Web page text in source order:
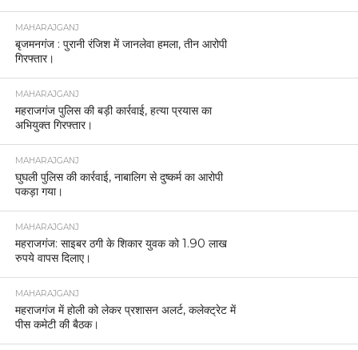
MAHARAJGANJ
बृजमनगंज : पुरानी रंजिश में जानलेवा हमला, तीन आरोपी
गिरफ्तार।
MAHARAJGANJ
महराजगंज पुलिस की बड़ी कार्रवाई, हत्या प्रयास का
अभियुक्त गिरफ्तार।
MAHARAJGANJ
घुघली पुलिस की कार्रवाई, नाबालिग से दुष्कर्म का आरोपी
पकड़ा गया।
MAHARAJGANJ
महराजगंज: साइबर ठगी के शिकार युवक को 1.90 लाख
रुपये वापस दिलाए।
MAHARAJGANJ
महराजगंज में होली को लेकर प्रशासन अलर्ट, कलेक्ट्रेट में
पीस कमेटी की बैठक।